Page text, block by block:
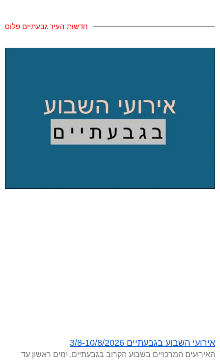
חדשות העיר גבעתיים פלוס
אירועי השבוע בגבעתיים 3/8-10/8/2026
האירועים המרכזיים בשבוע הקרוב בגבעתיים, ימים ראשון עד